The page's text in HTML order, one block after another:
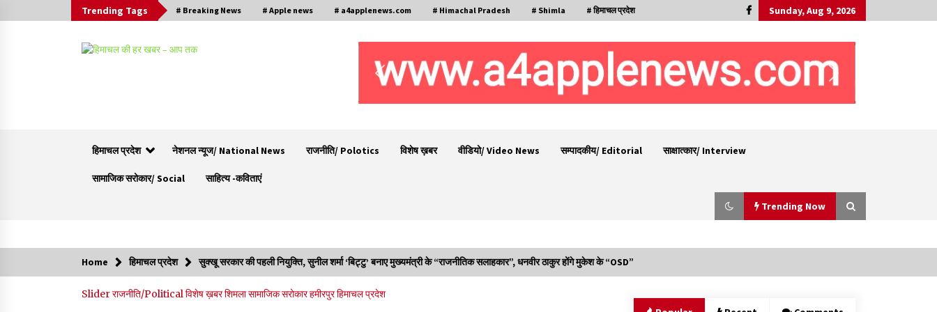
Trending Tags # Breaking News # Apple news # a4applenews.com # Himachal Pradesh # Shimla # हिमाचल प्रदेश Sunday, Aug 9, 2026
हिमाचल प्रदेश नेशनल न्यूज/ National News राजनीति/ Polotics विशेष ख़बर वीडियो/ Video News सम्पादकीय/ Editorial साक्षात्कार/ Interview
सामाजिक सरोकार/ Social साहित्य -कविताएं
Trending Now
समीक्षा, अनियमितता मिली तो होगी जांच : करण शर्मा
Home हिमाचल प्रदेश सुक्खू सरकार की पहली नियुक्ति, सुनील शर्मा ‘बिट्टु’ बनाए मुख्यमंत्री के “राजनीतिक सलाहकार”, धनवीर ठाकुर होंगे मुकेश के “OSD”
Sliderराजनीति/Politicalविशेष ख़बरशिमलासामाजिक सरोकारहमीरपुरहिमाचल प्रदेश